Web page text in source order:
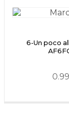
6-Un poco
0.99